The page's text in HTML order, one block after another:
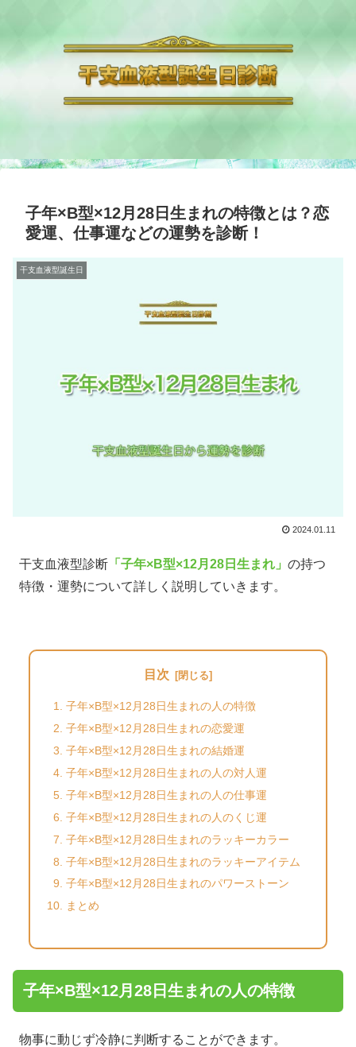
子年×B型×12月28日生まれの特徴とは？恋
愛運、仕事運などの運勢を診断！
干支血液型誕生日
2024.01.11
干支血液型診断 「子年×B型×12月28日生まれ」 の持つ
特徴・運勢について詳しく説明していきます。
目次
子年×B型×12月28日生まれの人の特徴
子年×B型×12月28日生まれの恋愛運
子年×B型×12月28日生まれの結婚運
子年×B型×12月28日生まれの人の対人運
子年×B型×12月28日生まれの人の仕事運
子年×B型×12月28日生まれの人のくじ運
子年×B型×12月28日生まれのラッキーカラー
子年×B型×12月28日生まれのラッキーアイテム
子年×B型×12月28日生まれのパワーストーン
まとめ
子年×B型×12月28日生まれの人の特徴
物事に動じず冷静に判断することができます。